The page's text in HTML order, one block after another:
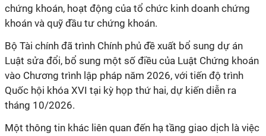
chứng khoán, hoạt động của tổ chức kinh doanh chứng
khoán và quỹ đầu tư chứng khoán.
Bộ Tài chính đã trình Chính phủ đề xuất bổ sung dự án
Luật sửa đổi, bổ sung một số điều của Luật Chứng khoán
vào Chương trình lập pháp năm 2026, với tiến độ trình
Quốc hội khóa XVI tại kỳ họp thứ hai, dự kiến diễn ra
tháng 10/2026.
Một thông tin khác liên quan đến hạ tầng giao dịch là việc